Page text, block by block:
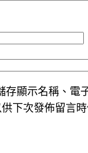
存顯示名稱、電
下次發佈留言時